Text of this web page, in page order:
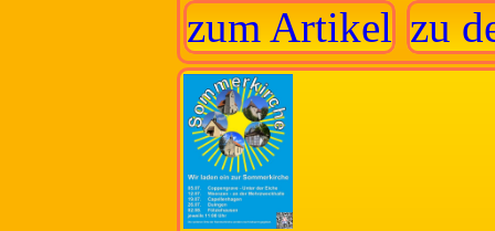
zum Artikel zu